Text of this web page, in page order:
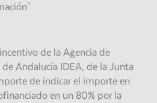
de la Agencia de
Andalucía IDEA, de la Junta
de indicar el importe en
en un 80% por la